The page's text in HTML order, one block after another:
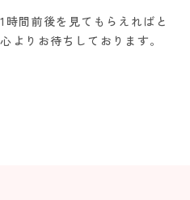
時間前後を見てもらえればと
よりお待ちしております。